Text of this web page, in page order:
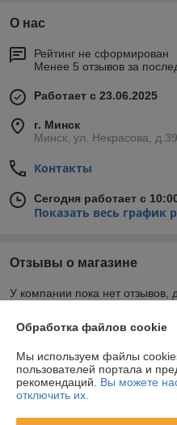
О нас
Рейтинг не сформирован
Менее 5 отзывов за
Работает с 23.06.2025
г. Минск
Минск, ул. Некрасова,
Контакты
Сегодня работает с
Показать весь график
Отзывы о магазине
У компании пока нет отзывов,
Контакты
Доставка и оплата
Обработка файлов cookie
Мы используем файлы
пользователей портала и
рекомендаций. Вы можете
отключить их.